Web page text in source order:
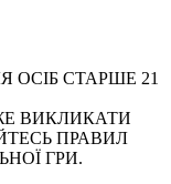
ОСІБ СТАРШЕ 21
ВИКЛИКАТИ
ПРАВИЛ
ГРИ.